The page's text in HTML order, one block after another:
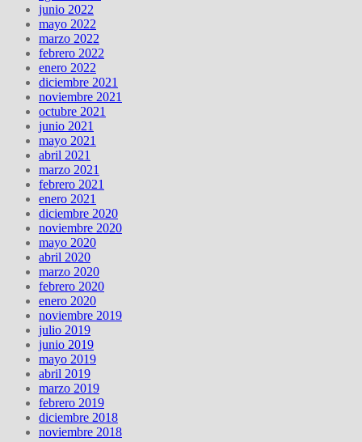
junio 2022
mayo 2022
marzo 2022
febrero 2022
enero 2022
diciembre 2021
noviembre 2021
octubre 2021
junio 2021
mayo 2021
abril 2021
marzo 2021
febrero 2021
enero 2021
diciembre 2020
noviembre 2020
mayo 2020
abril 2020
marzo 2020
febrero 2020
enero 2020
noviembre 2019
julio 2019
junio 2019
mayo 2019
abril 2019
marzo 2019
febrero 2019
diciembre 2018
noviembre 2018